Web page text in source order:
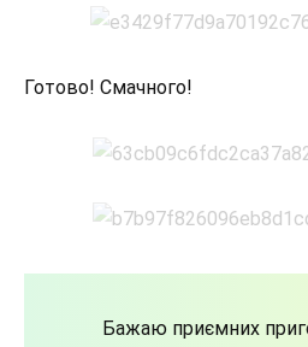
Готово! Смачного!
Бажаю приємних